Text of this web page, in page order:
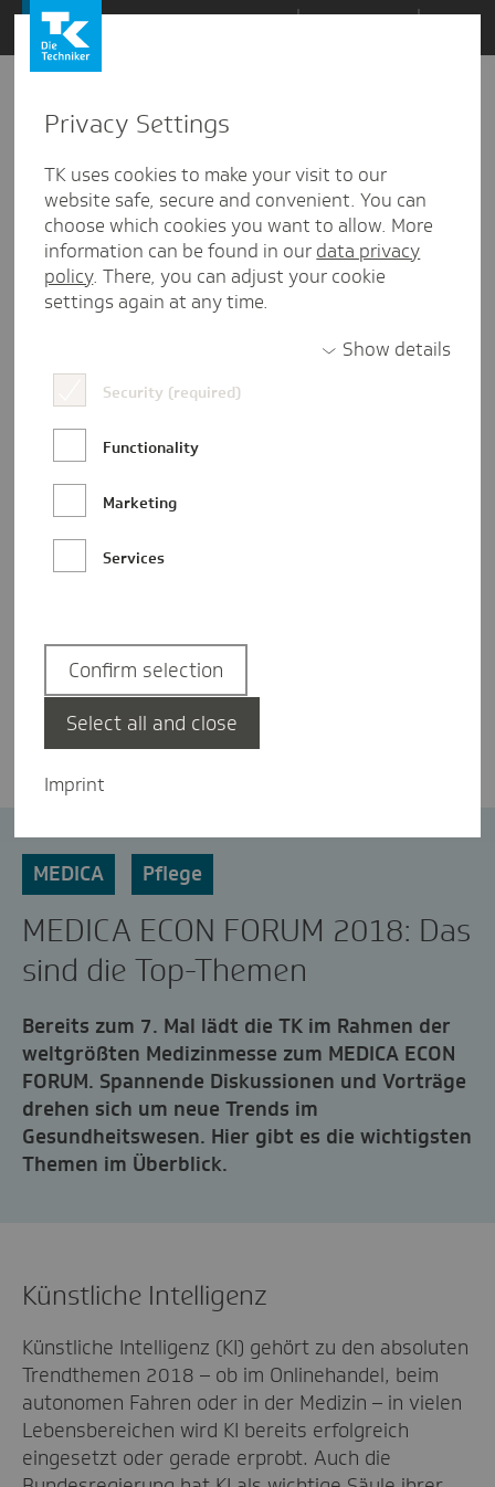
Zum
Inhalt
springen
den
Kommentaren
Laura Hassinger
MEDICA Pflege
MEDICA ECON FORUM 2018: Das
sind die Top-Themen
Bereits zum 7. Mal lädt die TK im Rahmen der
weltgrößten Medizinmesse zum MEDICA ECON
FORUM. Spannende Diskussionen und Vorträge
drehen sich um neue Trends im
Gesundheitswesen. Hier gibt es die wichtigsten
Themen im Überblick.
Künstliche Intelligenz
Künstliche Intelligenz (KI) gehört zu den absoluten
Trendthemen 2018 – ob im Onlinehandel, beim
autonomen Fahren oder in der Medizin – in vielen
Lebensbereichen wird KI bereits erfolgreich
eingesetzt oder gerade erprobt. Auch die
Privacy Settings
TK uses cookies to make your visit to our
website safe, secure and convenient. You can
choose which cookies you want to allow. More
information can be found in our data privacy
policy. There, you can adjust your cookie
settings again at any time.
Show details
Security (required)
Functionality
Marketing
Services
Imprint
Confirm selection
Select all and close